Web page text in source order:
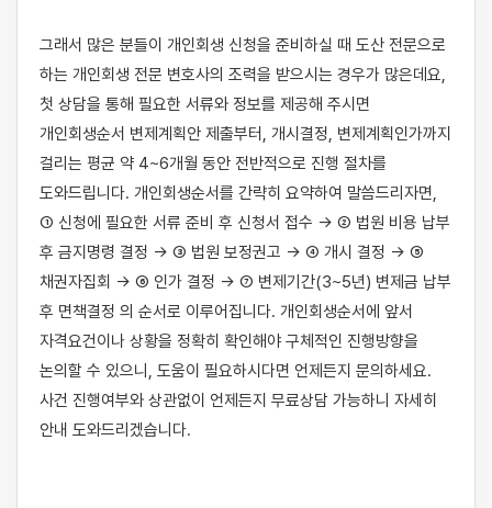
그래서 많은 분들이 개인회생 신청을 준비하실 때 도산 전문으로
하는 개인회생 전문 변호사의 조력을 받으시는 경우가 많은데요,
첫 상담을 통해 필요한 서류와 정보를 제공해 주시면
개인회생순서 변제계획안 제출부터, 개시결정, 변제계획인가까지
걸리는 평균 약 4~6개월 동안 전반적으로 진행 절차를
도와드립니다. 개인회생순서를 간략히 요약하여 말씀드리자면,
① 신청에 필요한 서류 준비 후 신청서 접수 → ② 법원 비용 납부
후 금지명령 결정 → ③ 법원 보정권고 → ④ 개시 결정 → ⑤
채권자집회 → ⑥ 인가 결정 → ⑦ 변제기간(3~5년) 변제금 납부
후 면책결정 의 순서로 이루어집니다. 개인회생순서에 앞서
자격요건이나 상황을 정확히 확인해야 구체적인 진행방향을
논의할 수 있으니, 도움이 필요하시다면 언제든지 문의하세요.
사건 진행여부와 상관없이 언제든지 무료상담 가능하니 자세히
안내 도와드리겠습니다.